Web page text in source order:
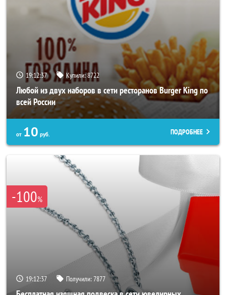
19:12:33 Купили:8722
Любой из двух наборов в сети ресторанов Burger King по
всей России
от 10 руб. ПОДРОБНЕЕ
-100%
19:12:33 Получили:7877